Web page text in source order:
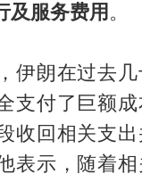
及服务费用 。
伊朗在过去
支付了巨额
收回相关支
表示，随着